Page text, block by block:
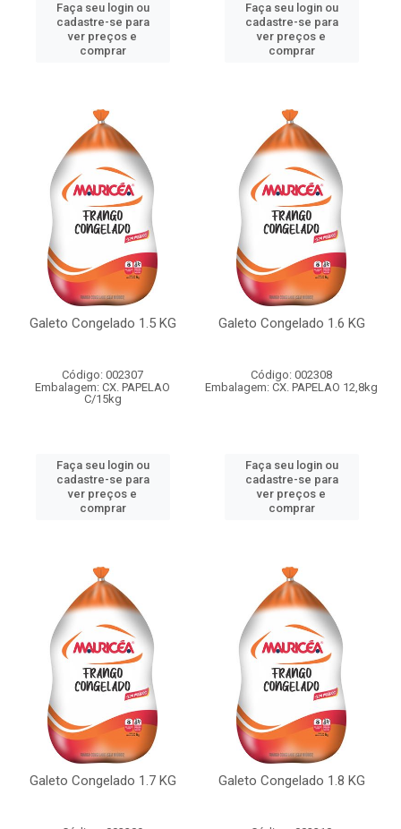
Faça seu login ou
cadastre-se para
ver preços e
comprar
Faça seu login ou
cadastre-se para
ver preços e
comprar
Galeto Congelado 1.5 KG
Código: 002307
Embalagem: CX. PAPELAO
C/15kg
Faça seu login ou
cadastre-se para
ver preços e
comprar
Galeto Congelado 1.6 KG
Código: 002308
Embalagem: CX. PAPELAO 12,8kg
Faça seu login ou
cadastre-se para
ver preços e
comprar
Galeto Congelado 1.7 KG Galeto Congelado 1.8 KG